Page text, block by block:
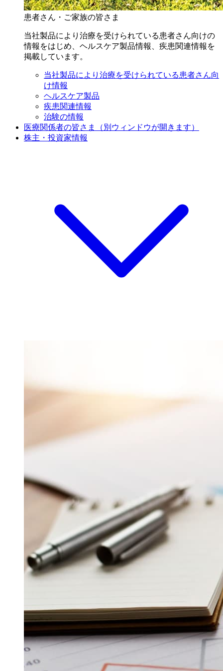
患者さん・ご家族の皆さま
当社製品により治療を受けられている患者さん向けの
情報をはじめ、ヘルスケア製品情報、疾患関連情報を
掲載しています。
当社製品により治療を受けられている患者さん向
け情報
ヘルスケア製品
疾患関連情報
治験の情報
医療関係者の皆さま
（別ウィンドウが開きます）
株主・投資家情報